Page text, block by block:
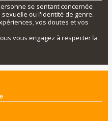
se sentant concernée
ou l'identité de genre.
vos doutes et vos
vous engagez à respecter la